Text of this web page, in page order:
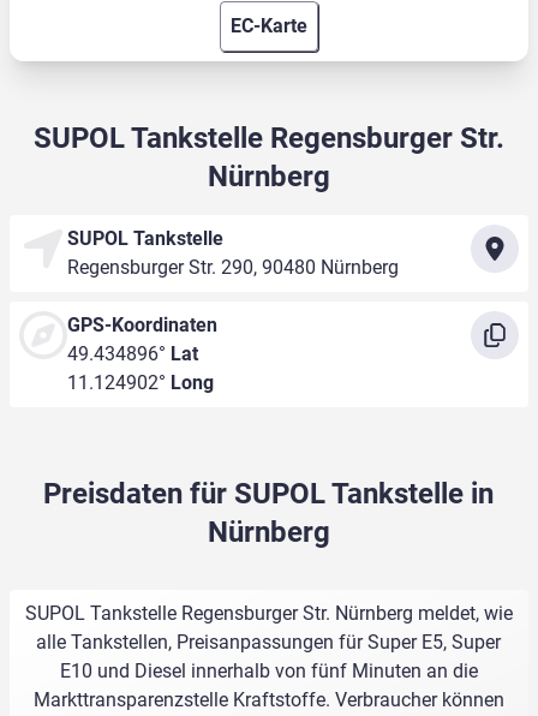
EC-Karte
SUPOL Tankstelle Regensburger Str.
Nürnberg
SUPOL Tankstelle
Regensburger Str. 290, 90480 Nürnberg
GPS-Koordinaten
49.434896° Lat
11.124902° Long
Preisdaten für SUPOL Tankstelle in
Nürnberg
SUPOL Tankstelle Regensburger Str. Nürnberg meldet, wie
alle Tankstellen, Preisanpassungen für Super E5, Super
E10 und Diesel innerhalb von fünf Minuten an die
Markttransparenzstelle Kraftstoffe. Verbraucher können